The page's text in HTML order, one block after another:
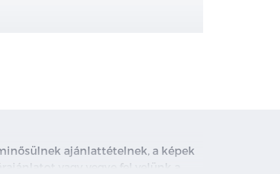
ajánlattételnek, a képek
vagy vegye fel velünk a